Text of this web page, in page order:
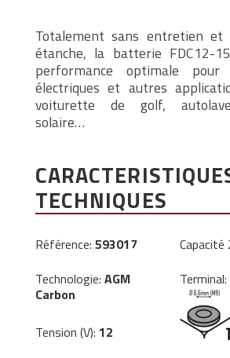
Totalement sans entretien et
étanche, la batterie FDC12-
performance optimale pour
électriques et autres
voiturette de golf,
solaire…
TECHNIQUES
Référence: 593017
Technologie: AGM
Carbon
Tension (V): 12
Capacité
Terminal: